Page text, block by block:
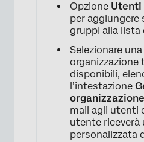
Opzione Utenti
per
gruppi alla lista
Selezionare
organizzazione
disponibili,
l’intestazione
organizzazione
mail agli utenti
utente riceverà
personalizzata